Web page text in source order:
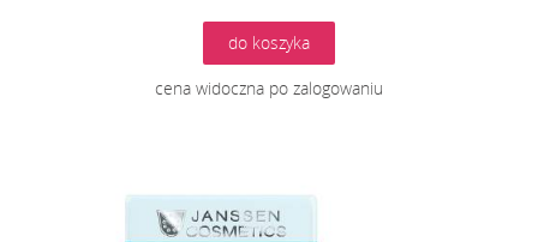
do koszyka
cena widoczna po zalogowaniu